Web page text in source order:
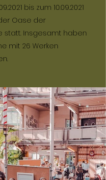
bis zum 10.09.2021
Oase der
statt. Insgesamt haben
mit 26 Werken